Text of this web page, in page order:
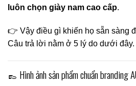
luôn chọn giày nam cao cấp.
👉 Vậy điều gì khiến họ sẵn sàng
Câu trả lời nằm ở 5 lý do dưới đây.
👞 Hình ảnh sản phẩm chuẩn branding